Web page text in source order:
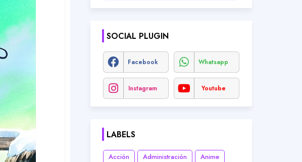
SOCIAL PLUGIN
Facebook Whatsapp
Instagram Youtube
LABELS
Acción Administración
Anime